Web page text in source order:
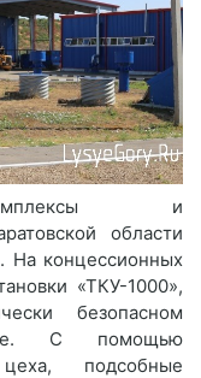
и
области
На концессионных
«ТКУ-1000»,
безопасном
С помощью
подсобные